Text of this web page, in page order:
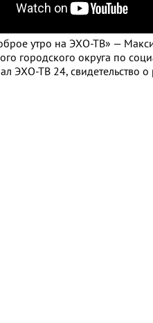
утро на ЭХО-ТВ» —
городского округа по
ЭХО-ТВ 24, свидетельство